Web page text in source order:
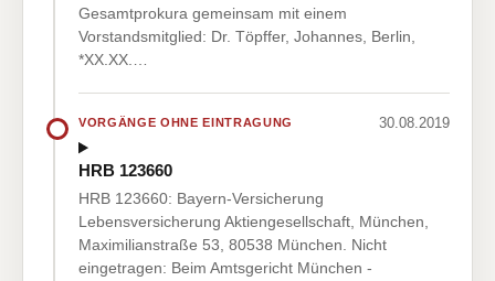
Gesamtprokura gemeinsam mit einem
Vorstandsmitglied: Dr. Töpffer, Johannes, Berlin,
*XX.XX.…
VORGÄNGE OHNE EINTRAGUNG 30.08.2019
HRB 123660
HRB 123660: Bayern-Versicherung
Lebensversicherung Aktiengesellschaft, München,
Maximilianstraße 53, 80538 München. Nicht
eingetragen: Beim Amtsgericht München -